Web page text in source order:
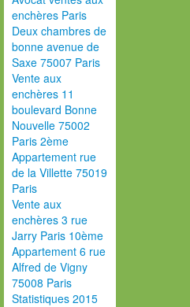
enchères Paris
Deux chambres de
bonne avenue de
Saxe 75007 Paris
Vente aux
enchères 11
boulevard Bonne
Nouvelle 75002
Paris 2ème
Appartement rue
de la Villette 75019
Paris
Vente aux
enchères 3 rue
Jarry Paris 10ème
Appartement 6 rue
Alfred de Vigny
75008 Paris
Statistiques 2015